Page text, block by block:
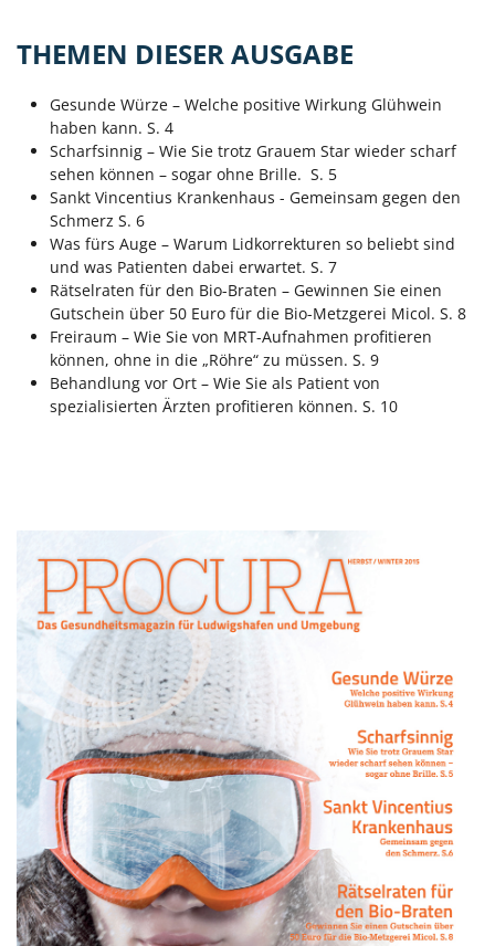
THEMEN DIESER AUSGABE
Gesunde Würze – Welche positive Wirkung Glühwein
haben kann. S. 4
Scharfsinnig – Wie Sie trotz Grauem Star wieder scharf
sehen können – sogar ohne Brille. S. 5
Sankt Vincentius Krankenhaus - Gemeinsam gegen den
Schmerz S. 6
Was fürs Auge – Warum Lidkorrekturen so beliebt sind
und was Patienten dabei erwartet. S. 7
Rätselraten für den Bio-Braten – Gewinnen Sie einen
Gutschein über 50 Euro für die Bio-Metzgerei Micol. S. 8
Freiraum – Wie Sie von MRT-Aufnahmen profitieren
können, ohne in die „Röhre“ zu müssen. S. 9
Behandlung vor Ort – Wie Sie als Patient von
spezialisierten Ärzten profitieren können. S. 10